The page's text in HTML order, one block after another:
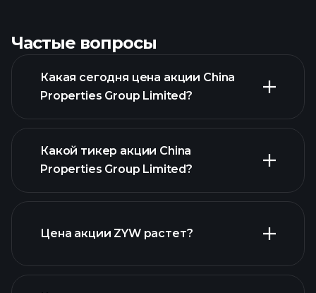
Частые вопросы
Какая сегодня цена акции China
Properties Group Limited?
расширенном графике
Какой тикер акции China
Properties Group Limited?
Цена акции ZYW растет?